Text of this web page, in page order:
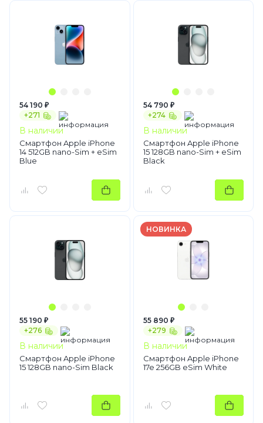
54 190 ₽
+271
В наличии
Смартфон Apple iPhone
14 512GB nano-Sim + eSim
Blue
54 790 ₽
+274
В наличии
Смартфон Apple iPhone
15 128GB nano-Sim + eSim
Black
55 190 ₽
+276
В наличии
Смартфон Apple iPhone
15 128GB nano-Sim Black
НОВИНКА
55 890 ₽
+279
В наличии
Смартфон Apple iPhone
17e 256GB eSim White